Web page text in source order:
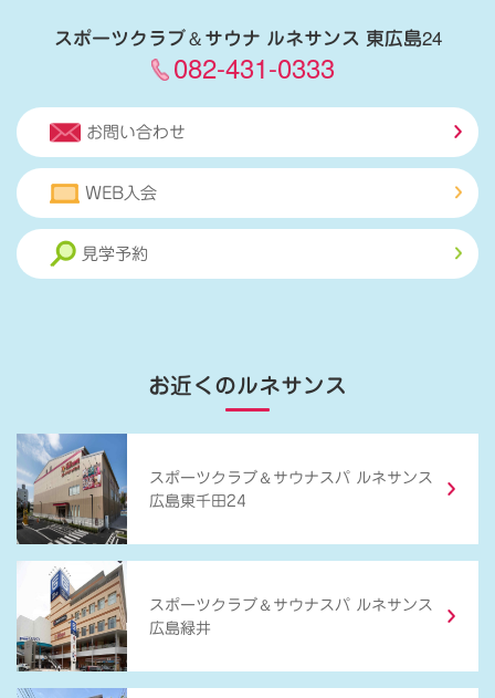
スポーツクラブ＆サウナ ルネサンス 東広島24
082-431-0333
お問い合わせ
WEB入会
見学予約
お近くのルネサンス
スポーツクラブ ＆ サウナスパ ルネサンス
広島東千田24
スポーツクラブ ＆ サウナスパ ルネサンス
広島緑井